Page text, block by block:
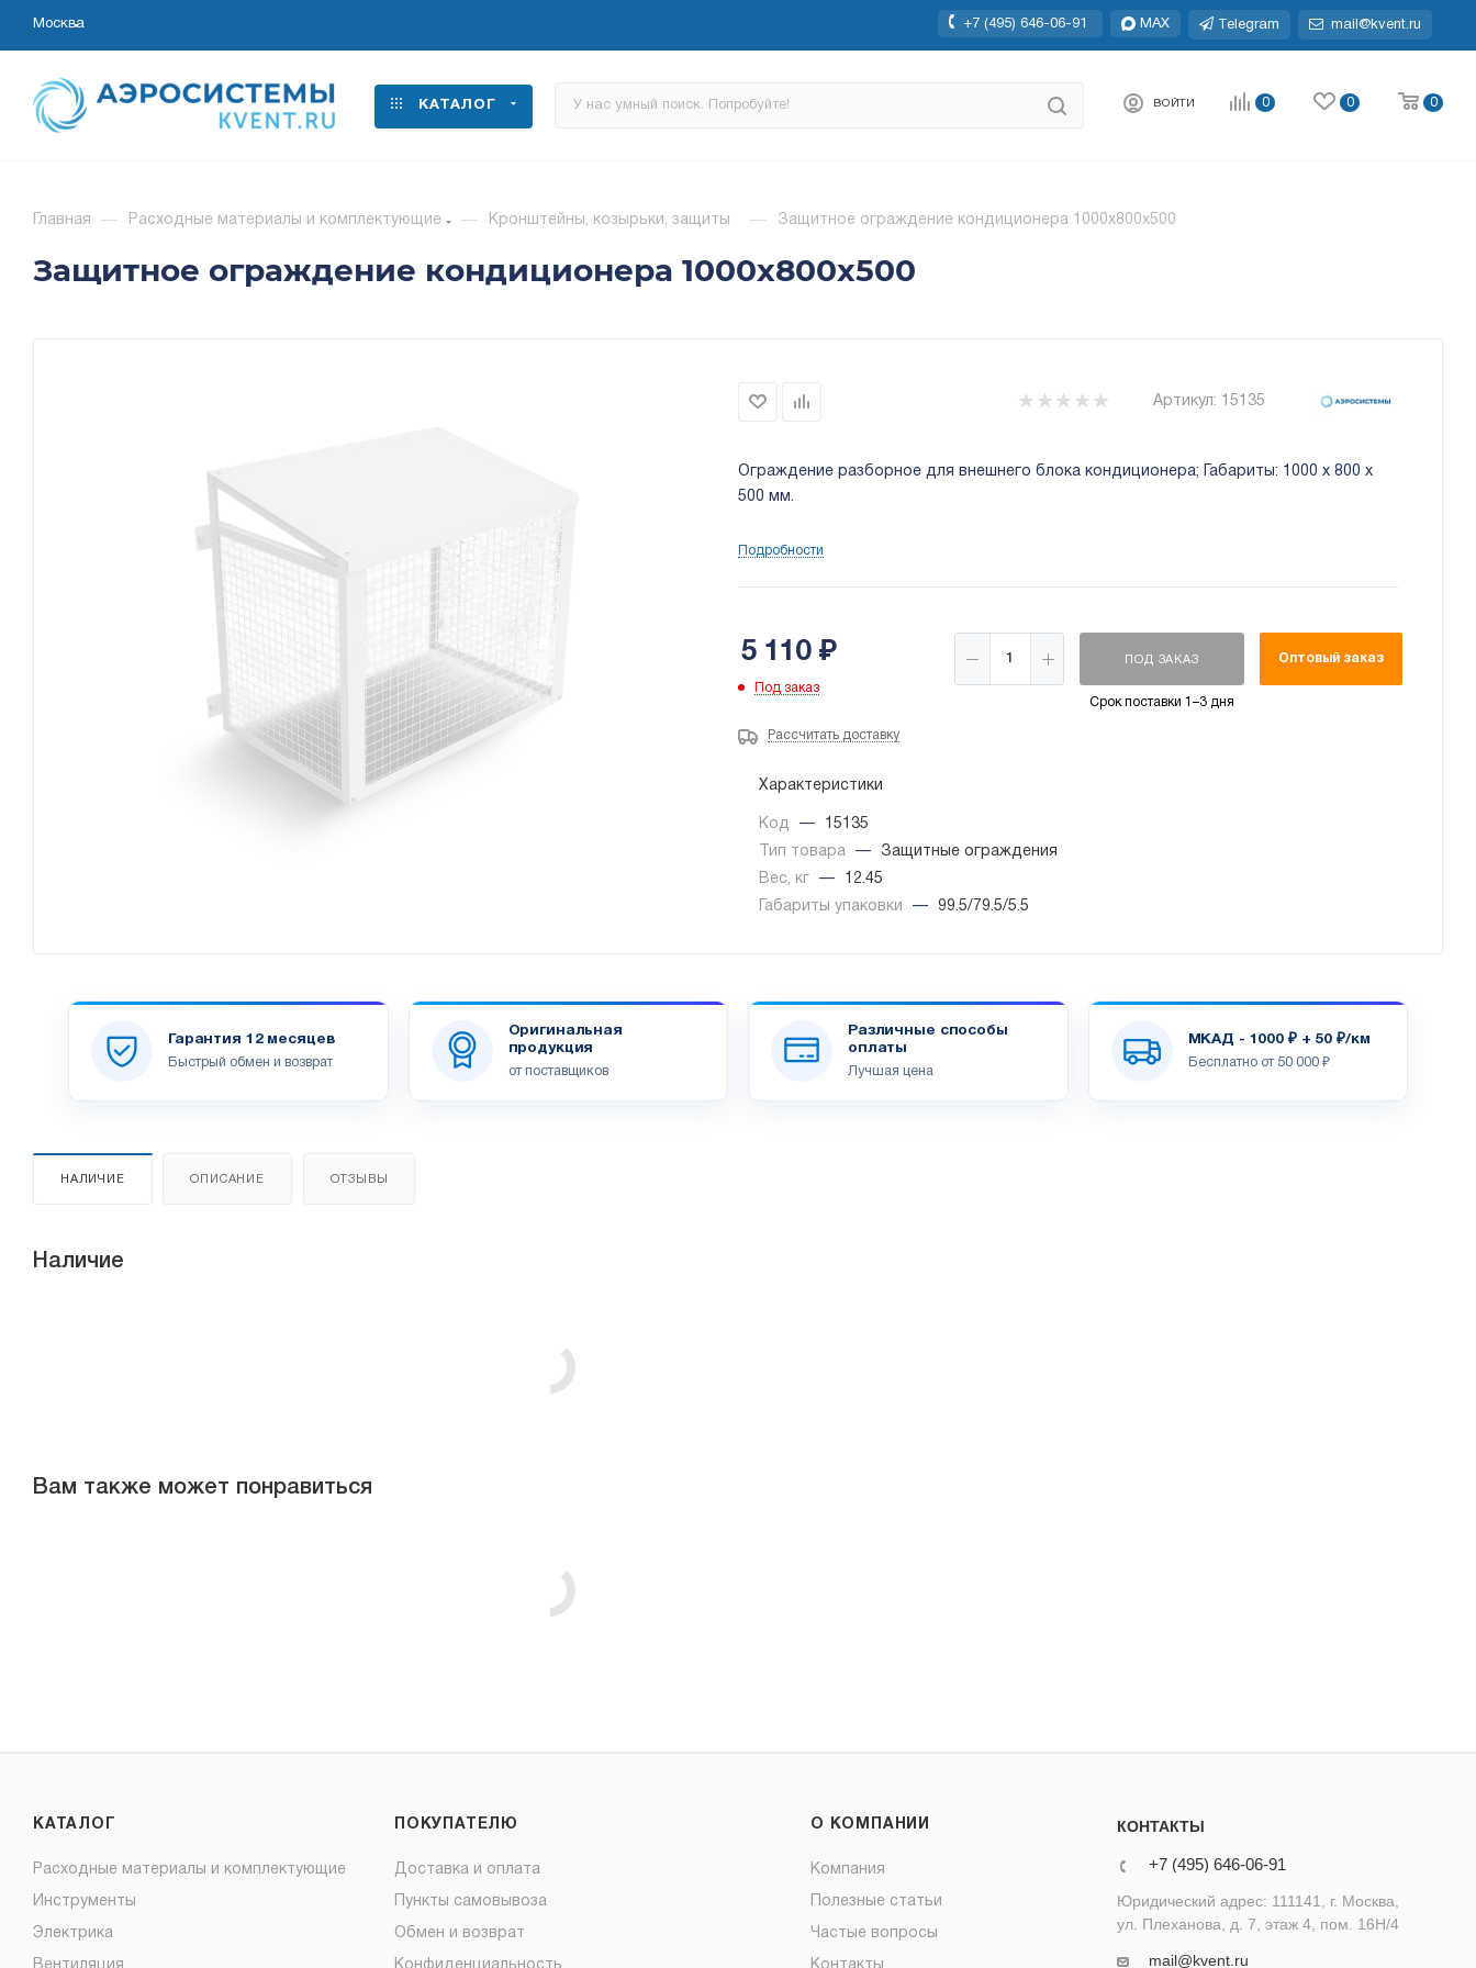
Москва +7 (495) 646-06-91 MAX Telegram mail@kvent.ru
КАТАЛОГ ВОЙТИ 0 0 0
Главная — Расходные материалы и комплектующие — Кронштейны, козырьки, защиты — Защитное ограждение кондиционера 1000x800x500
Защитное ограждение кондиционера 1000x800x500
Артикул: 15135
Ограждение разборное для внешнего блока кондиционера; Габариты: 1000 x 800 x
500 мм.
Подробности
5 110₽
Под заказ
ПОД ЗАКАЗ
Срок поставки 1–3 дня
Оптовый заказ
Рассчитать доставку
Характеристики
Код —
15135
Тип товара
—
Защитные ограждения
Вес, кг
—
12.45
Габариты упаковки
— 99.5/79.5/5.5
Гарантия 12 месяцев
Быстрый обмен и возврат
Оригинальная
продукция
от поставщиков
Различные способы
оплаты
Лучшая цена
МКАД - 1000 ₽ + 50 ₽/км
Бесплатно от 50 000 ₽
НАЛИЧИЕ ОПИСАНИЕ ОТЗЫВЫ
Наличие
Вам также может понравиться
КАТАЛОГ
Расходные материалы и комплектующие
Инструменты
Электрика
ПОКУПАТЕЛЮ
Доставка и оплата
Пункты самовывоза
Обмен и возврат
О КОМПАНИИ
Компания
Полезные статьи
Частые вопросы
КОНТАКТЫ
+7 (495) 646-06-91
Юридический адрес: 111141, г. Москва,
ул. Плеханова, д. 7, этаж 4, пом. 16Н/4
mail@kvent.ru